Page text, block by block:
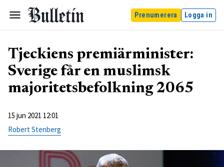
Prenumerera Logga in
Tjeckiens premiärminister:
Sverige får en muslimsk
majoritetsbefolkning 2065
15 jun 2021 12:01
Robert Stenberg